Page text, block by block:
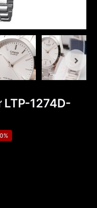
LTP-1274D-